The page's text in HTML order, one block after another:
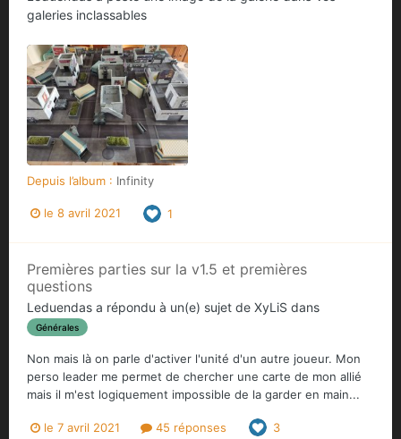
galeries inclassables
Depuis l’album : Infinity
le 8 avril 2021 1
Premières parties sur la v1.5 et premières
questions
Leduendas a répondu à un(e) sujet de XyLiS dans
Générales
Non mais là on parle d'activer l'unité d'un autre joueur. Mon
perso leader me permet de chercher une carte de mon allié
mais il m'est logiquement impossible de la garder en main...
le 7 avril 2021 45 réponses 3